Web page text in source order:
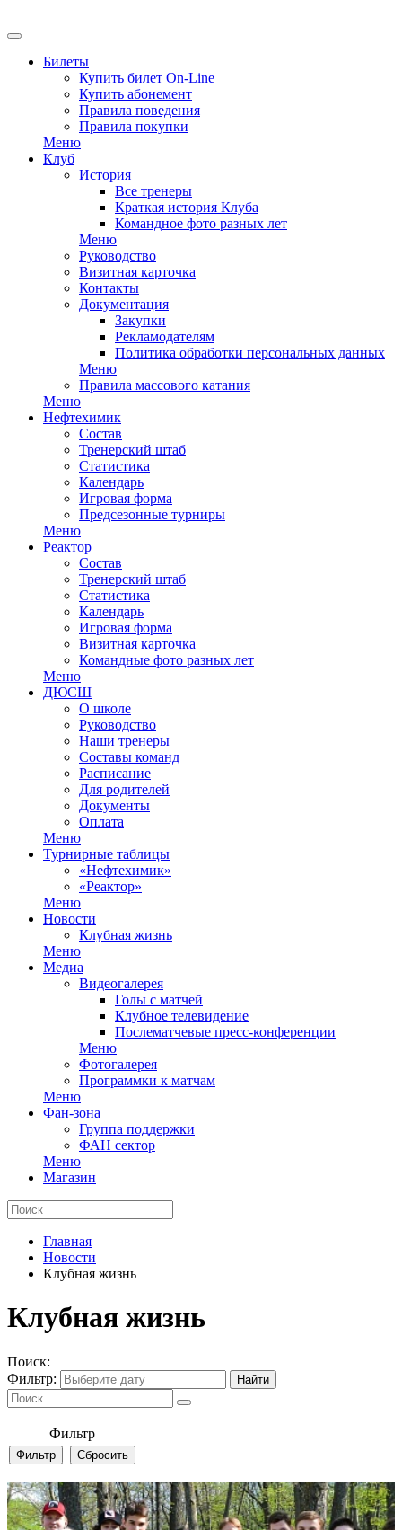
Билеты
Купить билет On-Line
Купить абонемент
Правила поведения
Правила покупки
Меню
Клуб
История
Все тренеры
Краткая история Клуба
Командное фото разных лет
Меню
Руководство
Визитная карточка
Контакты
Документация
Закупки
Рекламодателям
Политика обработки персональных данных
Меню
Правила массового катания
Меню
Нефтехимик
Состав
Тренерский штаб
Статистика
Календарь
Игровая форма
Предсезонные турниры
Меню
Реактор
Состав
Тренерский штаб
Статистика
Календарь
Игровая форма
Визитная карточка
Командные фото разных лет
Меню
ДЮСШ
О школе
Руководство
Наши тренеры
Составы команд
Расписание
Для родителей
Документы
Оплата
Меню
Турнирные таблицы
«Нефтехимик»
«Реактор»
Меню
Новости
Клубная жизнь
Меню
Медиа
Видеогалерея
Голы с матчей
Клубное телевидение
Послематчевые пресс-конференции
Меню
Фотогалерея
Программки к матчам
Меню
Фан-зона
Группа поддержки
ФАН сектор
Меню
Магазин
Главная
Новости
Клубная жизнь
Клубная жизнь
Поиск:
Фильтр:
Фильтр